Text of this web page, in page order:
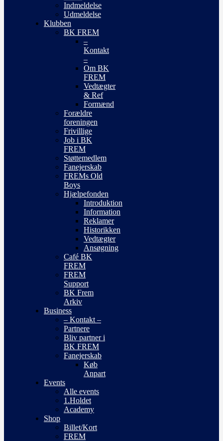
Indmeldelse
Udmeldelse
Klubben
BK FREM
–
Kontakt
–
Om BK
FREM
Vedtægter
& Ref
Formænd
Forældre
foreningen
Frivillige
Job i BK
FREM
Støttemedlem
Fanejerskab
FREMs Old
Boys
Hjælpefonden
Introduktion
Information
Reklamer
Historikken
Vedtægter
Ansøgning
Café BK
FREM
FREM
Support
BK Frem
Arkiv
Business
– Kontakt –
Partnere
Bliv partner i
BK FREM
Fanejerskab
Køb
Anpart
Events
Alle events
1.Holdet
Academy
Shop
Billet/Kort
FREM